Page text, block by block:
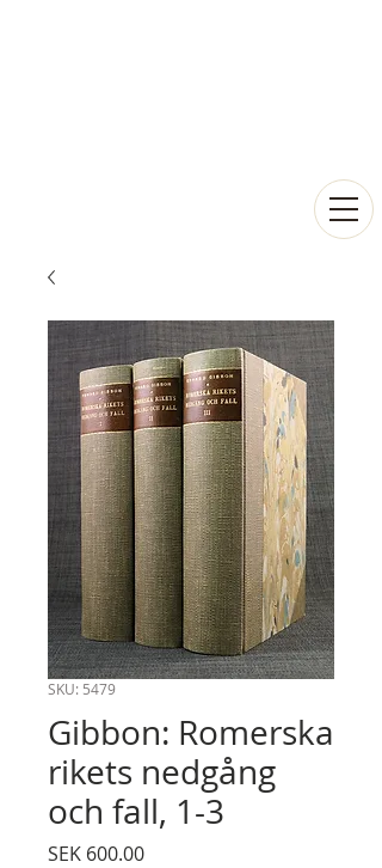
SKU: 5479
Gibbon: Romerska
rikets nedgång
och fall, 1-3
SEK 600.00Price